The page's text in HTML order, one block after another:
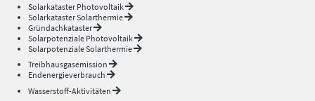
Solarkataster Photovoltaik
Solarkataster Solarthermie
Gründachkataster
Solarpotenziale Photovoltaik
Solarpotenziale Solarthermie
Treibhausgasemission
Endenergieverbrauch
Wasserstoff-Aktivitäten